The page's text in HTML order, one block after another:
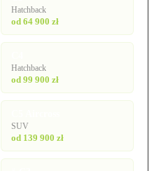
Hatchback
od 64 900 zł
Hatchback
od 99 900 zł
SUV
od 139 900 zł